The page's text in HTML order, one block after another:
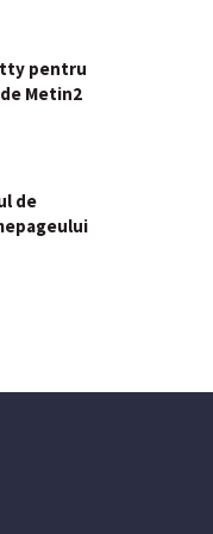
pentru
Metin2
de